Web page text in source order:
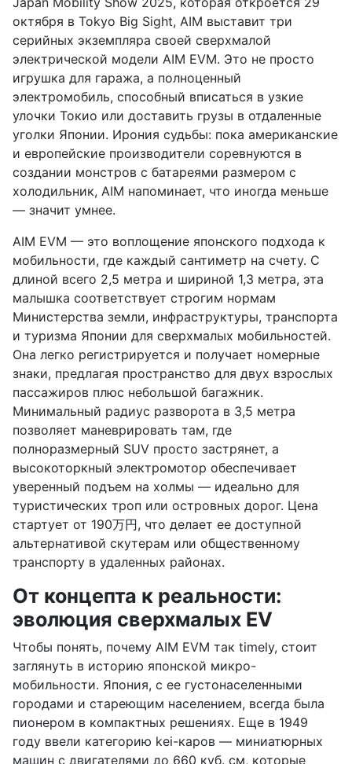
октября в Tokyo Big Sight, AIM выставит три
серийных экземпляра своей сверхмалой
электрической модели AIM EVM. Это не просто
игрушка для гаража, а полноценный
электромобиль, способный вписаться в узкие
улочки Токио или доставить грузы в отдаленные
уголки Японии. Ирония судьбы: пока американские
и европейские производители соревнуются в
создании монстров с батареями размером с
холодильник, AIM напоминает, что иногда меньше
— значит умнее.
AIM EVM — это воплощение японского подхода к
мобильности, где каждый сантиметр на счету. С
длиной всего 2,5 метра и шириной 1,3 метра, эта
малышка соответствует строгим нормам
Министерства земли, инфраструктуры, транспорта
и туризма Японии для сверхмалых мобильностей.
Она легко регистрируется и получает номерные
знаки, предлагая пространство для двух взрослых
пассажиров плюс небольшой багажник.
Минимальный радиус разворота в 3,5 метра
позволяет маневрировать там, где
полноразмерный SUV просто застрянет, а
высокоторкный электромотор обеспечивает
уверенный подъем на холмы — идеально для
туристических троп или островных дорог. Цена
стартует от 190万円, что делает ее доступной
альтернативой скутерам или общественному
транспорту в удаленных районах.
От концепта к реальности:
эволюция сверхмалых EV
Чтобы понять, почему AIM EVM так timely, стоит
заглянуть в историю японской микро-
мобильности. Япония, с ее густонаселенными
городами и стареющим населением, всегда была
пионером в компактных решениях. Еще в 1949
году ввели категорию kei-каров — миниатюрных
машин с двигателями до 660 куб. см, которые